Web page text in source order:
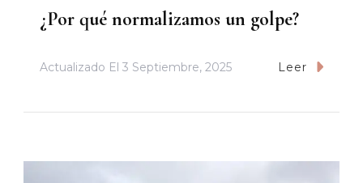
¿Por qué normalizamos un golpe?
Actualizado El 3 Septiembre, 2025 Leer